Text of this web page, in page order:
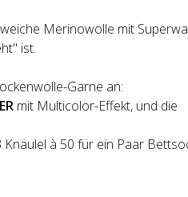
Merinowolle mit
ist.
Garne an:
mit Multicolor-Effekt, und die
à 50 für ein Paar